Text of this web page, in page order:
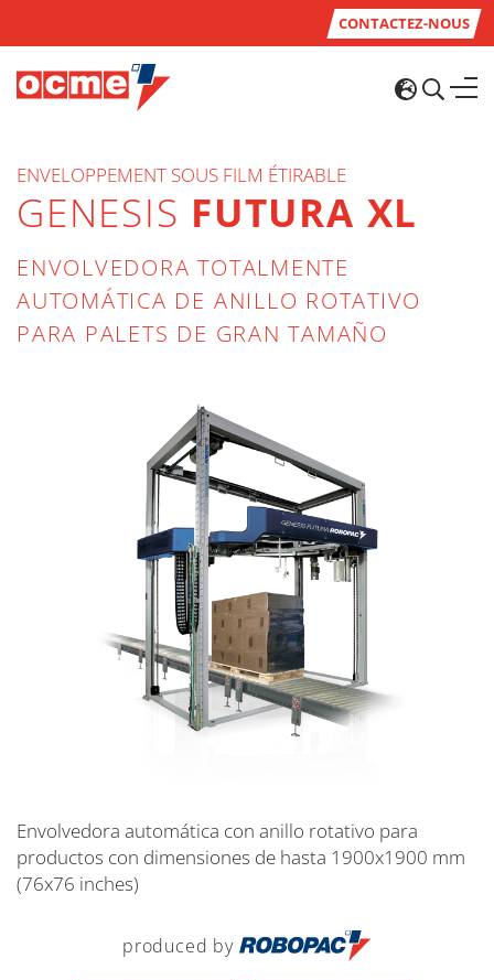
CONTACTEZ-NOUS
ENVELOPPEMENT SOUS FILM ÉTIRABLE
GENESIS FUTURA XL
ENVOLVEDORA TOTALMENTE
AUTOMÁTICA DE ANILLO ROTATIVO
PARA PALETS DE GRAN TAMAÑO
Envolvedora automática con anillo rotativo para
productos con dimensiones de hasta 1900x1900 mm
(76x76 inches)
produced by